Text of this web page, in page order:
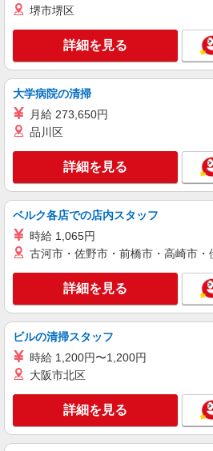
堺市堺区
詳細を見る
大学病院の清掃
月給 273,650円
品川区
詳細を見る
ベルク各店での店内スタッフ
時給 1,065円
古河市・佐野市・前橋市・高崎市
詳細を見る
ビルの清掃スタッフ
時給 1,200円〜1,200円
大阪市北区
詳細を見る